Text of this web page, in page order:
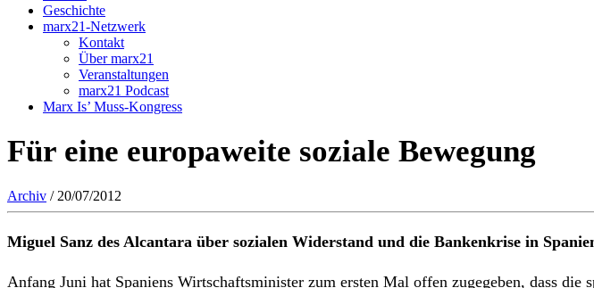
Geschichte
marx21-Netzwerk
Kontakt
Über marx21
Veranstaltungen
marx21 Podcast
Marx Is’ Muss-Kongress
Für eine europaweite soziale Bewegung
Archiv / 20/07/2012
Miguel Sanz des Alcantara über sozialen Widerstand und die Bankenkrise in
Anfang Juni hat Spaniens Wirtschaftsminister zum ersten Mal offen zugegeben, dass die